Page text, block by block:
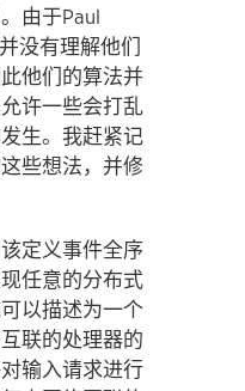
由于Paul
没有理解他们
他们的算法并
许一些会打乱
生。我赶紧记
些想法，并修
定义事件全序
任意的分布式
以描述为一个
联的处理器的
输入请求进行